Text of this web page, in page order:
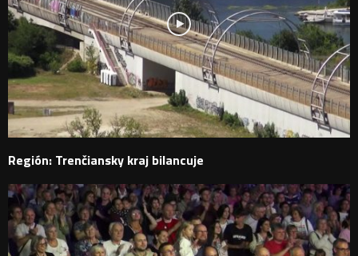
Región: Trenčiansky kraj bilancuje